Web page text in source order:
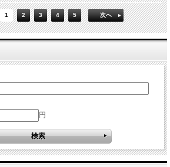
1 2 3 4 5 次へ
円